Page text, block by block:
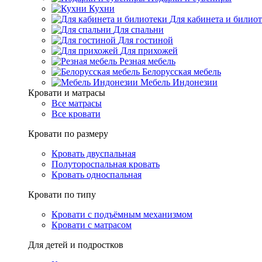
Кухни
Для кабинета и
Для спальни
Для гостиной
Для прихожей
Резная мебель
Белорусская мебель
Мебель Индонезии
Кровати и матрасы
Все матрасы
Все кровати
Кровати по размеру
Кровать двуспальная
Полутороспальная кровать
Кровать односпальная
Кровати по типу
Кровати с подъёмным механизмом
Кровати с матрасом
Для детей и подростков